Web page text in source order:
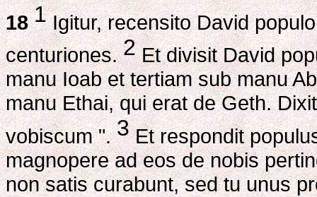
18 1Igitur, recensito David
centuriones.2Et divisit David
manu Ioab et tertiam sub manu
manu Ethai, qui erat de Geth.
vobiscum ".3Et respondit
magnopere ad eos de nobis
non satis curabunt, sed tu unus